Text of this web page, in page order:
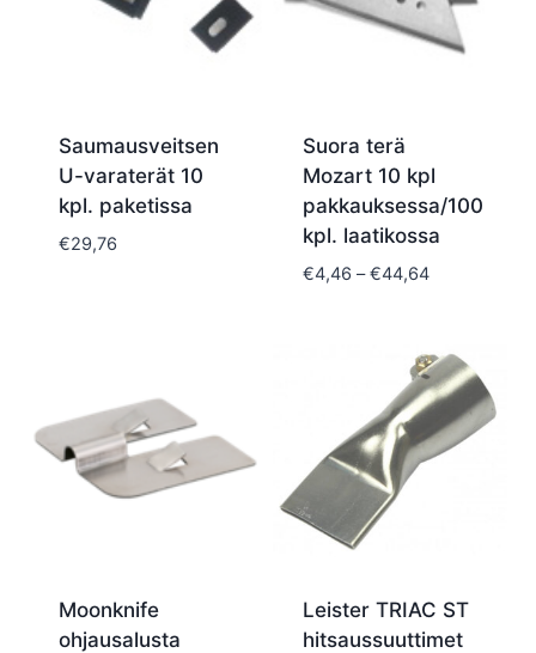
Saumausveitsen
U-varaterät 10
kpl. paketissa
€29,76
Suora terä
Mozart 10 kpl
pakkauksessa/100
kpl. laatikossa
€4,46 – €44,64Hintaluokka:
€44,64
Moonknife
ohjausalusta
Leister TRIAC ST
hitsaussuuttimet